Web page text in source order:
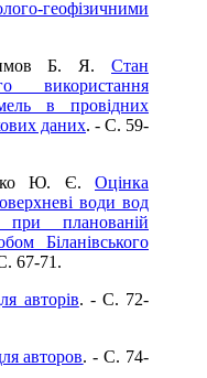
геофізичними
Б. Я. Стан
використання
в провідних
даних. - C. 59-
Ю. Є. Оцінка
води вод
при планованій
Біланівського
67-71.
авторів. - C. 72-
авторов. - C. 74-